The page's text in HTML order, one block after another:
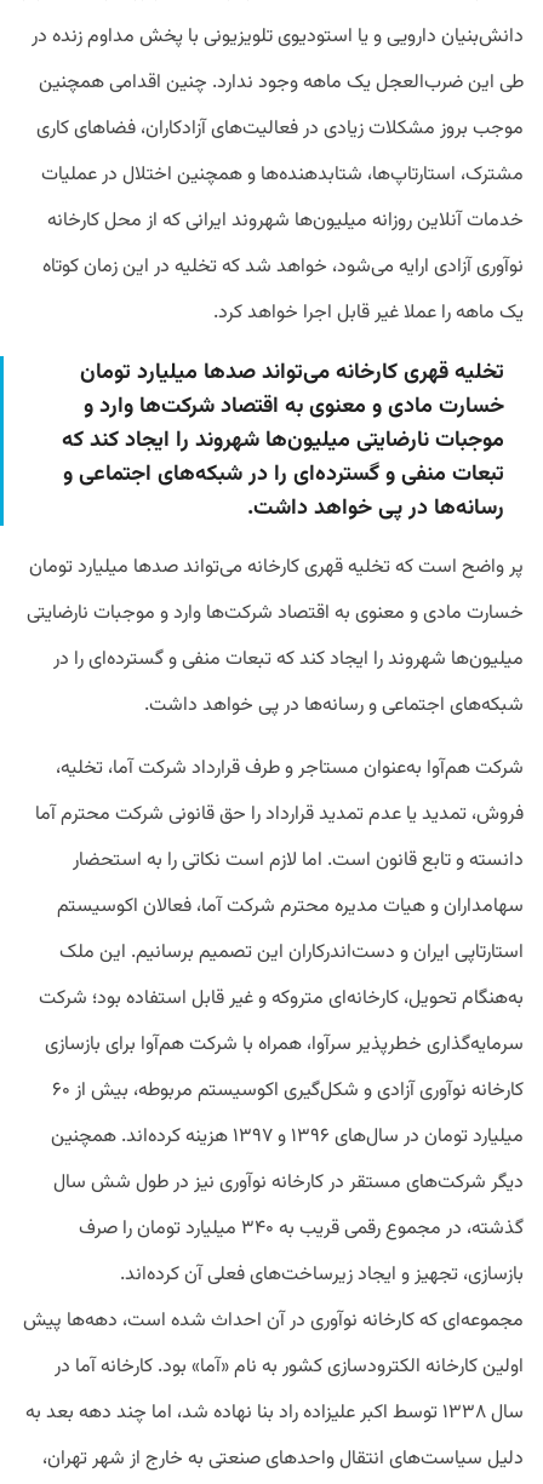
دانش‌بنیان دارویی و یا استودیوی تلویزیونی با پخش مداوم زنده در
طی این ضرب‌العجل یک ماهه وجود ندارد. چنین اقدامی همچنین
موجب بروز مشکلات زیادی در فعالیت‌های آزادکاران، فضاهای کاری
مشترک، استارتاپ‌ها، شتابدهنده‌ها و همچنین اختلال در عملیات
خدمات آنلاین روزانه میلیون‌ها شهروند ایرانی که از محل کارخانه
نوآوری آزادی ارایه می‌شود، خواهد شد که تخلیه در این زمان کوتاه
یک ماهه را عملا غیر قابل اجرا خواهد کرد.
تخلیه قهری کارخانه می‌تواند صدها میلیارد تومان
خسارت مادی و معنوی به اقتصاد شرکت‌ها وارد و
موجبات نارضایتی میلیون‌ها شهروند را ایجاد کند که
تبعات منفی و گسترده‌ای را در شبکه‌های اجتماعی و
رسانه‌ها در پی خواهد داشت.
پر واضح است که تخلیه قهری کارخانه می‌تواند صدها میلیارد تومان
خسارت مادی و معنوی به اقتصاد شرکت‌ها وارد و موجبات نارضایتی
میلیون‌ها شهروند را ایجاد کند که تبعات منفی و گسترده‌ای را در
شبکه‌های اجتماعی و رسانه‌ها در پی خواهد داشت.
شرکت هم‌آوا به‌عنوان مستاجر و طرف قرارداد شرکت آما، تخلیه،
فروش، تمدید یا عدم تمدید قرارداد را حق قانونی شرکت محترم آما
دانسته و تابع قانون است. اما لازم است نکاتی را به استحضار
سهامداران و هیات مدیره محترم شرکت آما، فعالان اکوسیستم
استارتاپی ایران و دست‌اندرکاران این تصمیم برسانیم. این ملک
به‌هنگام تحویل، کارخانه‌ای متروکه و غیر قابل استفاده بود؛ شرکت
سرمایه‌گذاری خطرپذیر سرآوا، همراه با شرکت هم‌آوا برای بازسازی
کارخانه نوآوری آزادی و شکل‌گیری اکوسیستم مربوطه، بیش از ۶۰
میلیارد تومان در سال‌های ۱۳۹۶ و ۱۳۹۷ هزینه کرده‌اند. همچنین
دیگر شرکت‌های مستقر در کارخانه نوآوری نیز در طول شش سال
گذشته، در مجموع رقمی قریب به ۳۴۰ میلیارد تومان را صرف
بازسازی، تجهیز و ایجاد زیرساخت‌های فعلی آن کرده‌اند.
مجموعه‌ای که کارخانه نوآوری در آن احداث شده است، دهه‌ها پیش
اولین کارخانه الکترودسازی کشور به نام «آما» بود. کارخانه آما در
سال ۱۳۳۸ توسط اکبر علیزاده راد بنا نهاده شد، اما چند دهه بعد به
دلیل سیاست‌های انتقال واحدهای صنعتی به خارج از شهر تهران،